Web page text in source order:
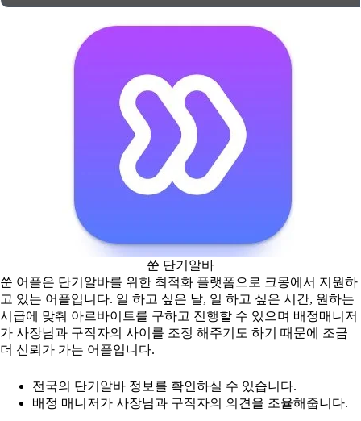
쑨 단기알바
쑨 어플은 단기알바를 위한 최적화 플랫폼으로 크몽에서 지원하
고 있는 어플입니다. 일 하고 싶은 날, 일 하고 싶은 시간, 원하는
시급에 맞춰 아르바이트를 구하고 진행할 수 있으며 배정매니저
가 사장님과 구직자의 사이를 조정 해주기도 하기 때문에 조금
더 신뢰가 가는 어플입니다.
전국의 단기알바 정보를 확인하실 수 있습니다.
배정 매니저가 사장님과 구직자의 의견을 조율해줍니다.